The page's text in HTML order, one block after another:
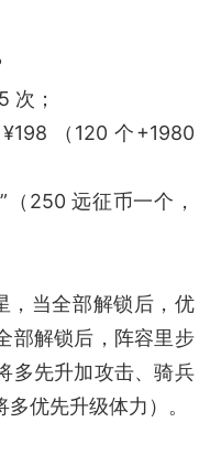
次；
（120 个+1980
（250 远征币一个，
，当全部解锁后，优
部解锁后，阵容里步
多先升加攻击、骑兵
优先升级体力）。